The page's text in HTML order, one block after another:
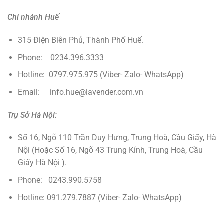
Chi nhánh Huế
315 Điện Biên Phủ, Thành Phố Huế.
Phone: 0234.396.3333
Hotline: 0797.975.975 (Viber- Zalo- WhatsApp)
Email: info.hue@lavender.com.vn
Trụ Sở Hà Nội:
Số 16, Ngõ 110 Trần Duy Hưng, Trung Hoà, Cầu Giấy, Hà
Nội (Hoặc Số 16, Ngõ 43 Trung Kính, Trung Hoà, Cầu
Giấy Hà Nội ).
Phone: 0243.990.5758
Hotline: 091.279.7887 (Viber- Zalo- WhatsApp)